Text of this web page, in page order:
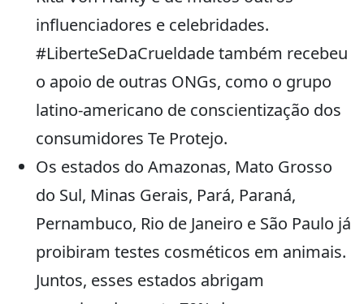
influenciadores e celebridades.
#LiberteSeDaCrueldade também recebeu
o apoio de outras ONGs, como o grupo
latino-americano de conscientização dos
consumidores Te Protejo.
Os estados do Amazonas, Mato Grosso
do Sul, Minas Gerais, Pará, Paraná,
Pernambuco, Rio de Janeiro e São Paulo já
proibiram testes cosméticos em animais.
Juntos, esses estados abrigam